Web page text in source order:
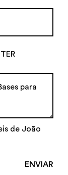
de João